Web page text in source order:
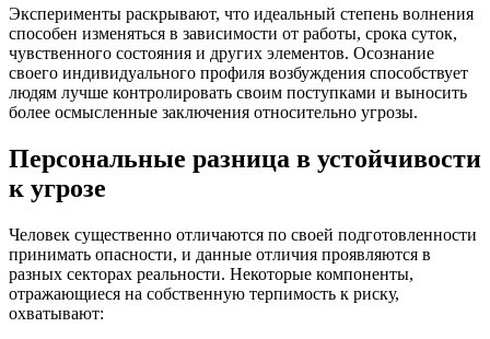
Эксперименты раскрывают, что идеальный степень волнения
способен изменяться в зависимости от работы, срока суток,
чувственного состояния и других элементов. Осознание
своего индивидуального профиля возбуждения способствует
людям лучше контролировать своим поступками и выносить
более осмысленные заключения относительно угрозы.
Персональные разница в устойчивости
к угрозе
Человек существенно отличаются по своей подготовленности
принимать опасности, и данные отличия проявляются в
разных секторах реальности. Некоторые компоненты,
отражающиеся на собственную терпимость к риску,
охватывают: